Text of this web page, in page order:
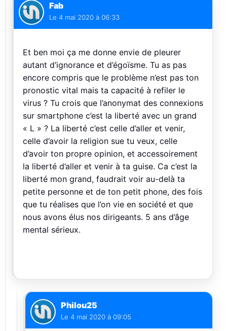
Fab
Le 4 mai 2020 à 06:33
Et ben moi ça me donne envie de pleurer
autant d’ignorance et d’égoïsme. Tu as pas
encore compris que le problème n’est pas ton
pronostic vital mais ta capacité à refiler le
virus ? Tu crois que l’anonymat des connexions
sur smartphone c’est la liberté avec un grand
« L » ? La liberté c’est celle d’aller et venir,
celle d’avoir la religion sue tu veux, celle
d’avoir ton propre opinion, et accessoirement
la liberté d’aller et venir à ta guise. Ca c’est la
liberté mon grand, faudrait voir au-delà ta
petite personne et de ton petit phone, des fois
que tu réalises que l’on vie en société et que
nous avons élus nos dirigeants. 5 ans d’âge
mental sérieux.
Philou25
Le 4 mai 2020 à 09:05